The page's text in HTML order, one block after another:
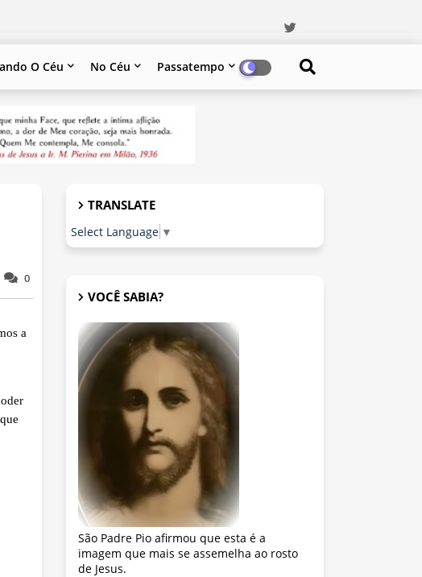
O Céu No Céu Passatempo
0
a
TRANSLATE
Select Language ▼
VOCÊ SABIA?
São Padre Pio afirmou que esta é a
imagem que mais se assemelha ao rosto
de Jesus.